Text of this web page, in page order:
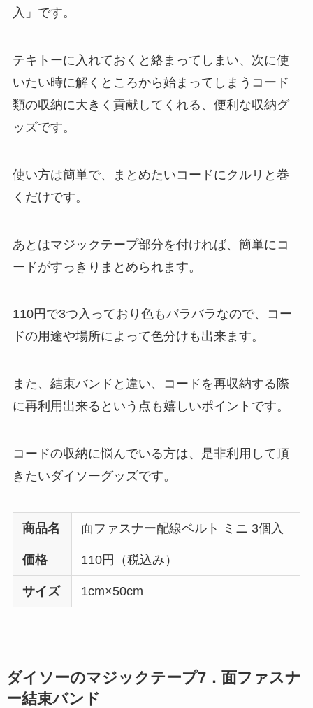
入」です。
テキトーに入れておくと絡まってしまい、次に使
いたい時に解くところから始まってしまうコード
類の収納に大きく貢献してくれる、便利な収納グ
ッズです。
使い方は簡単で、まとめたいコードにクルリと巻
くだけです。
あとはマジックテープ部分を付ければ、簡単にコ
ードがすっきりまとめられます。
110円で3つ入っており色もバラバラなので、コー
ドの用途や場所によって色分けも出来ます。
また、結束バンドと違い、コードを再収納する際
に再利用出来るという点も嬉しいポイントです。
コードの収納に悩んでいる方は、是非利用して頂
きたいダイソーグッズです。
商品名 面ファスナー配線ベルト ミニ 3個入
価格 110円（税込み）
サイズ 1cm×50cm
ダイソーのマジックテープ7．面ファスナ
ー結束バンド